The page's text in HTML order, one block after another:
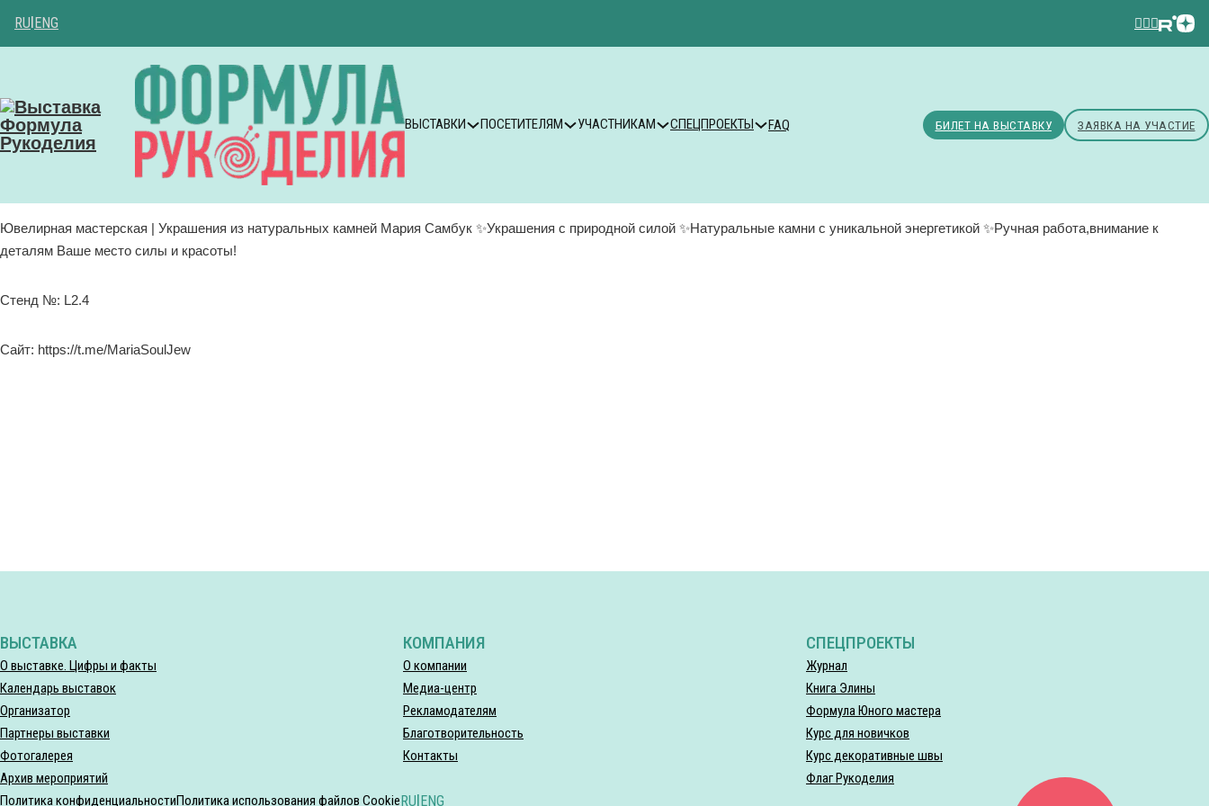
RU ENG
ВЫСТАВКИ ПОСЕТИТЕЛЯМ УЧАСТНИКАМ СПЕЦПРОЕКТЫ FAQ БИЛЕТ НА ВЫСТАВКУ ЗАЯВКА НА УЧАСТИЕ
Ювелирная мастерская | Украшения из натуральных камней Мария Самбук ✨Украшения с природной силой ✨Натуральные камни с уникальной энергетикой ✨Ручная работа,внимание к
деталям Ваше место силы и красоты!
Стенд №: L2.4
Сайт: https://t.me/MariaSoulJew
ВЫСТАВКА
О выставке. Цифры и факты
Календарь выставок
Организатор
Партнеры выставки
Фотогалерея
Архив мероприятий
КОМПАНИЯ
О компании
Медиа-центр
Рекламодателям
Благотворительность
Контакты
СПЕЦПРОЕКТЫ
Журнал
Книга Элины
Формула Юного мастера
Курс для новичков
Курс декоративные швы
Флаг Рукоделия
Политика конфиденциальностиПолитика использования файлов CookieRU|ENG